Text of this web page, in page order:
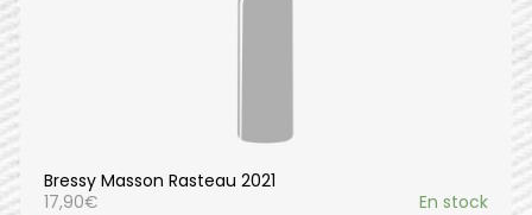
Bressy Masson Rasteau 2021
17,90€ En stock